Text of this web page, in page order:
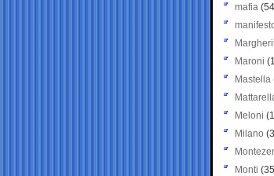
mafia
Maroni
Mastella
Meloni
Milano
Monti